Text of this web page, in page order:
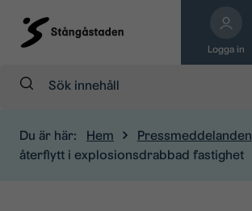
Logga in
Sök:
Du är här: Hem Pressmeddelanden
återflytt i explosionsdrabbad fastighet